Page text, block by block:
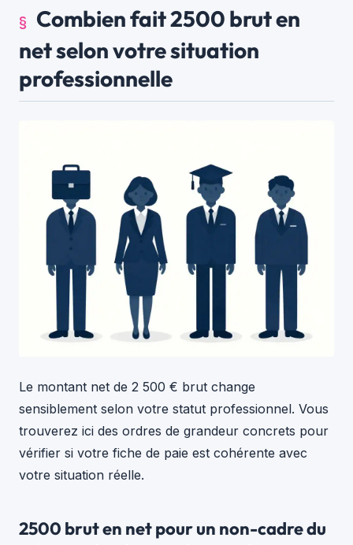
Combien fait 2500 brut en
net selon votre situation
professionnelle
Le montant net de 2 500 € brut change
sensiblement selon votre statut professionnel. Vous
trouverez ici des ordres de grandeur concrets pour
vérifier si votre fiche de paie est cohérente avec
votre situation réelle.
2500 brut en net pour un non-cadre du